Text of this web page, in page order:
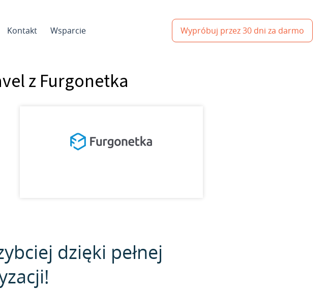
Kontakt Wsparcie Wypróbuj przez 30 dni za darmo
z Furgonetka
dzięki pełnej